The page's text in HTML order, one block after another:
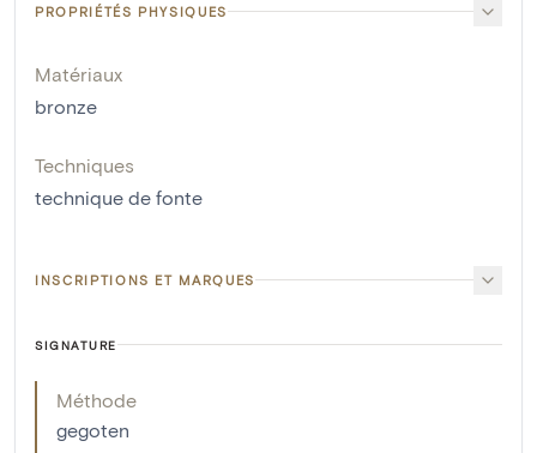
PROPRIÉTÉS PHYSIQUES
Matériaux
bronze
Techniques
technique de fonte
INSCRIPTIONS ET MARQUES
SIGNATURE
Méthode
gegoten